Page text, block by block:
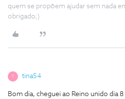
quem se propõem ajudar sem nada
obrigado;)
T tina54
Bom dia, cheguei ao Reino unido dia